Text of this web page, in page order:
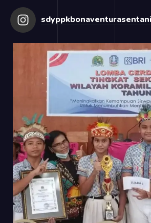
sdyppkbonaventurasentani